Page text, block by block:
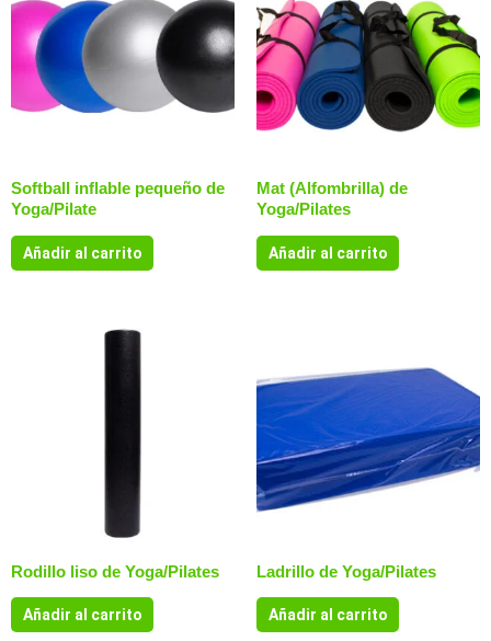
Softball inflable pequeño de
Yoga/Pilate
Añadir al carrito
Mat (Alfombrilla) de
Yoga/Pilates
Añadir al carrito
Rodillo liso de Yoga/Pilates
Añadir al carrito
Ladrillo de Yoga/Pilates
Añadir al carrito